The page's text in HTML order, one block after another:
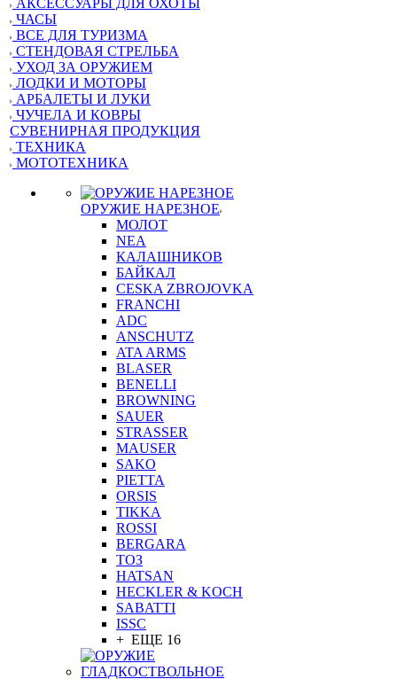
АКСЕССУАРЫ ДЛЯ ОХОТЫ
ЧАСЫ
ВСЕ ДЛЯ ТУРИЗМА
СТЕНДОВАЯ СТРЕЛЬБА
УХОД ЗА ОРУЖИЕМ
ЛОДКИ И МОТОРЫ
АРБАЛЕТЫ И ЛУКИ
ЧУЧЕЛА И КОВРЫ
СУВЕНИРНАЯ ПРОДУКЦИЯ
ТЕХНИКА
МОТОТЕХНИКА
ОРУЖИЕ НАРЕЗНОЕ
МОЛОТ
NEA
КАЛАШНИКОВ
БАЙКАЛ
CESKA ZBROJOVKA
FRANCHI
ADC
ANSCHUTZ
ATA ARMS
BLASER
BENELLI
BROWNING
SAUER
STRASSER
MAUSER
SAKO
PIETTA
ORSIS
TIKKA
ROSSI
BERGARA
ТОЗ
HATSAN
HECKLER & KOCH
SABATTI
ISSC
+ ЕЩЕ 16